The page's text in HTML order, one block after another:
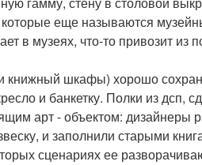
еще называются
в музеях, что-то привозит
книжный шкафы) хорошо
и банкетку. Полки из дсп,
арт - объектом: дизайнеры
и заполнили старыми
сценариях ее